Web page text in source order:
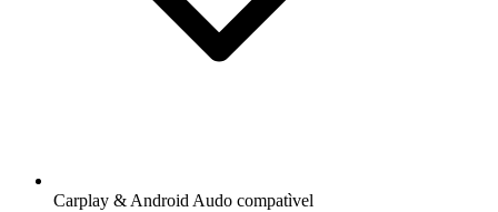
Carplay & Android Audo compatìvel